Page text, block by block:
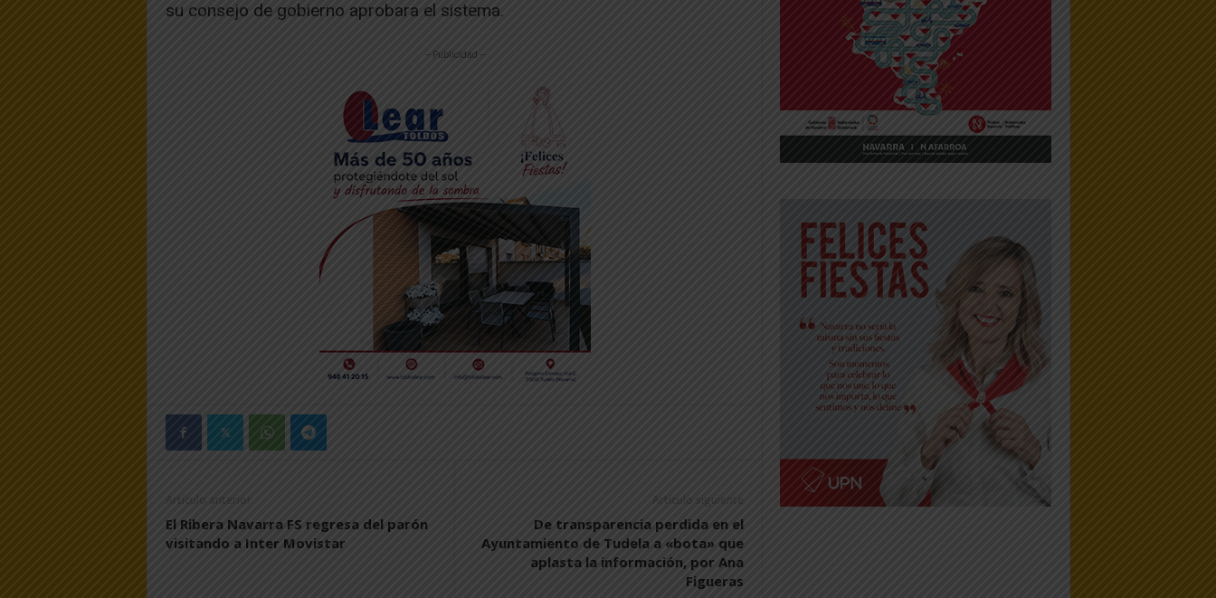
su consejo de gobierno aprobara el sistema.
-- Publicidad --
Artículo anterior
El Ribera Navarra FS regresa del parón
visitando a Inter Movistar
Artículo siguiente
De transparencia perdida en el
Ayuntamiento de Tudela a «bota» que
aplasta la información, por Ana
Figueras